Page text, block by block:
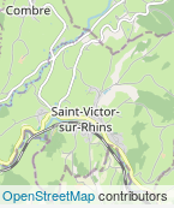
OpenStreetMapcontributors